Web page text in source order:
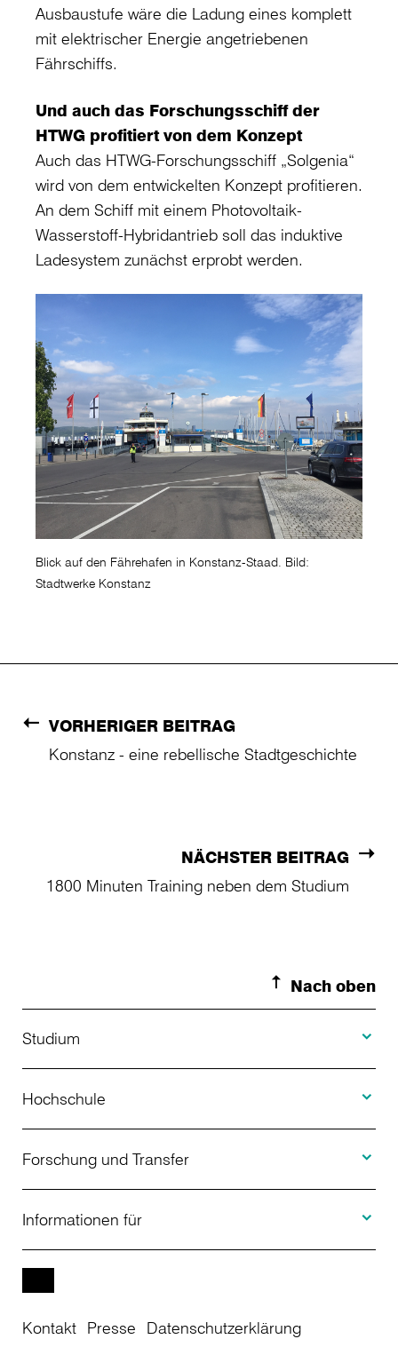
Ausbaustufe wäre die Ladung eines komplett
mit elektrischer Energie angetriebenen
Fährschiffs.
Und auch das Forschungsschiff der
HTWG profitiert von dem Konzept
Auch das HTWG-Forschungsschiff „Solgenia“
wird von dem entwickelten Konzept profitieren.
An dem Schiff mit einem Photovoltaik-
Wasserstoff-Hybridantrieb soll das induktive
Ladesystem zunächst erprobt werden.
Blick auf den Fährehafen in Konstanz-Staad. Bild:
Stadtwerke Konstanz
VORHERIGER BEITRAG
Konstanz - eine rebellische Stadtgeschichte
NÄCHSTER BEITRAG
1800 Minuten Training neben dem Studium
Nach oben
Studium
Studienangebot
Bewerbung
Studienberatung
Weiterbildung
Studienkolleg
Hochschule
Über uns
Aktuelles
Einrichtungen
Forschung und Transfer
Projekte
Informationen für
Studierende
Kontakt Presse
Datenschutzerklärung